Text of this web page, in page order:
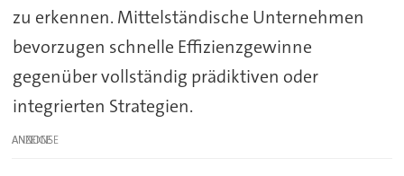
zu erkennen. Mittelständische Unternehmen
bevorzugen schnelle Effizienzgewinne
gegenüber vollständig prädiktiven oder
integrierten Strategien.
ANZEIGE